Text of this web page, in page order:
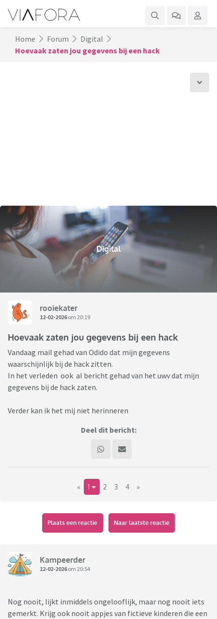
Home Forum
Digital
Hoevaak zaten jou gegevens bij een hack
Digital
rooiekater
12-02-2026om 20:19
Hoevaak zaten jou gegevens bij een hack
Vandaag mail gehad van Odido dat mijn gegevens
waarschijnlijk bij de hack zitten.
In het verleden ook al bericht gehad van het uwv dat mijn
gegevens bij de hack zaten.
Verder kan ik het mij niet herinneren
Deel dit bericht:
« 1 2 3 4 »
Plaats een reactie Naar laatste reactie
Kampeerder
12-02-2026om 20:54
Nog nooit, lijkt inmiddels ongelooflijk, maar nog nooit iets
gemerkt. Krijg ook nooit appjes van fictieve kinderen die een